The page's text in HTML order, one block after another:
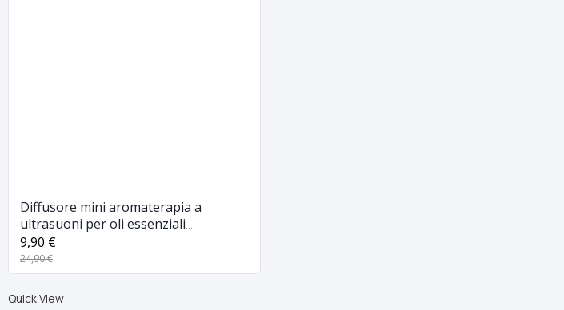
Diffusore mini aromaterapia a
ultrasuoni per oli essenziali
umidificatore ambiente usb
9,90 €
24,90 €
Quick View